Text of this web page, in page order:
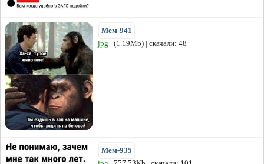
Мем-941
jpg | (1.19Mb) | скачали: 48
Мем-935